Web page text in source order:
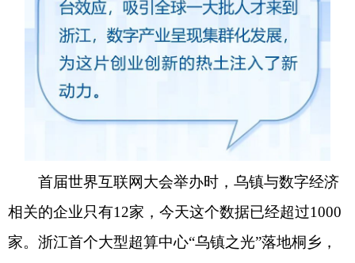
首届世界互联网大会举办时，乌镇与数字经济
相关的企业只有12家，今天这个数据已经超过1000
家。浙江首个大型超算中心“乌镇之光”落地桐乡，